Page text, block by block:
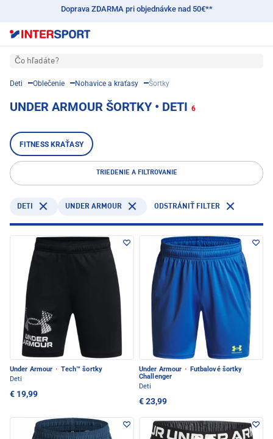
Doprava ZDARMA pri objednávke nad 50€**
Čo hľadáte?
Deti Oblečenie Nohavice a kraťasy Šortky
UNDER ARMOUR ŠORTKY • DETI 6
FITNESS KRAŤASY
TRIEDENIE A FILTROVANIE
DETI UNDER ARMOUR ODSTRÁNIŤ FILTER
Under Armour · Tech™ šortky
Deti
€ 19,99
Under Armour · Futbalové šortky
Challenger
Deti
€ 23,99